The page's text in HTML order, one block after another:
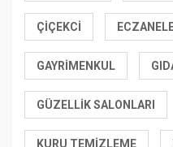
ÇIÇEKCI
GAYRIMENKUL
GÜZELLIK SALONLARI
KURU TEMIZLEME